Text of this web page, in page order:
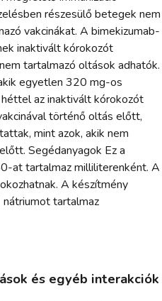
részesülő betegek nem
vakcinákat. A bimekizumab-
inaktivált kórokozót
tartalmazó oltások adhatók.
egyetlen 320 mg-os
az inaktivált kórokozót
történő oltás előtt,
mint azok, akik nem
Segédanyagok Ez a
at tartalmaz milliliterenként. A
A készítmény
tartalmaz
és egyéb interakciók